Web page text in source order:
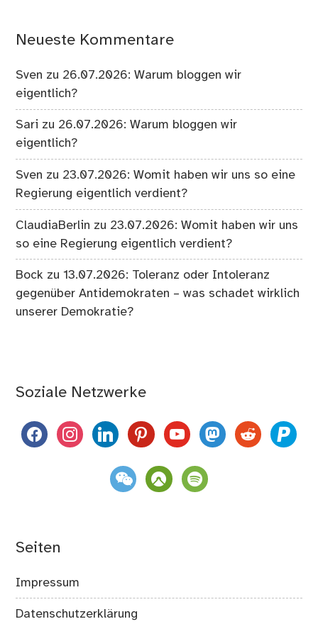
Neueste Kommentare
Sven zu 26.07.2026: Warum bloggen wir
eigentlich?
Sari zu 26.07.2026: Warum bloggen wir
eigentlich?
Sven zu 23.07.2026: Womit haben wir uns so eine
Regierung eigentlich verdient?
ClaudiaBerlin zu 23.07.2026: Womit haben wir uns
so eine Regierung eigentlich verdient?
Bock zu13.07.2026: Toleranz oder Intoleranz
gegenüber Antidemokraten – was schadet wirklich
unserer Demokratie?
Soziale Netzwerke
facebookinstagramlinkedinpinterestyoutubemastodon
reddit paypal
weixin komootspotify
Seiten
Impressum
Datenschutzerklärung